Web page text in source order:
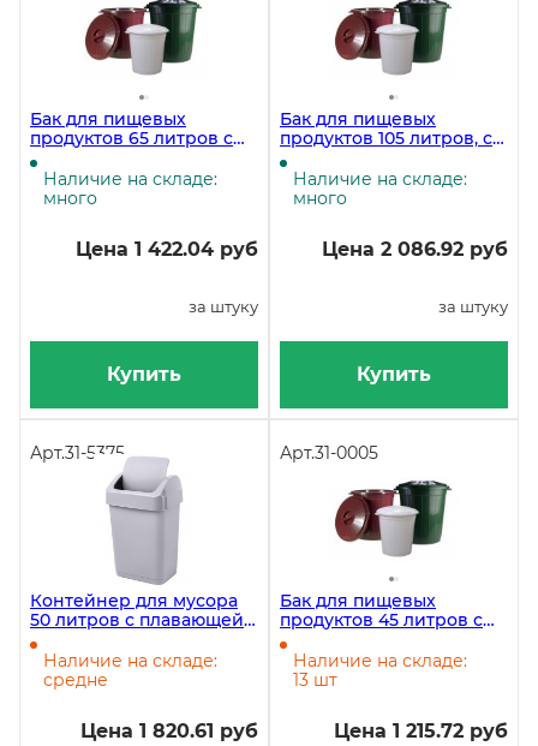
Бак для пищевых
продуктов 65 литров с
крышкой, пластиковый,
диаметр 48 см, высота 53
см
Наличие на складе:
много
Цена 1 422.04 руб
за штуку
Купить
Бак для пищевых
продуктов 105 литров, с
крышкой, пластиковый,
диаметр 56 см, высота 62
см
Наличие на складе:
много
Цена 2 086.92 руб
за штуку
Купить
Арт.31-5375
Контейнер для мусора
50 литров с плавающей
крышкой Стэп (Step) ,
серый
Наличие на складе:
средне
Цена 1 820.61 руб
Арт.31-0005
Бак для пищевых
продуктов 45 литров с
крышкой, пластиковый,
диаметр 40 см, высота 47
см
Наличие на складе:
13 шт
Цена 1 215.72 руб